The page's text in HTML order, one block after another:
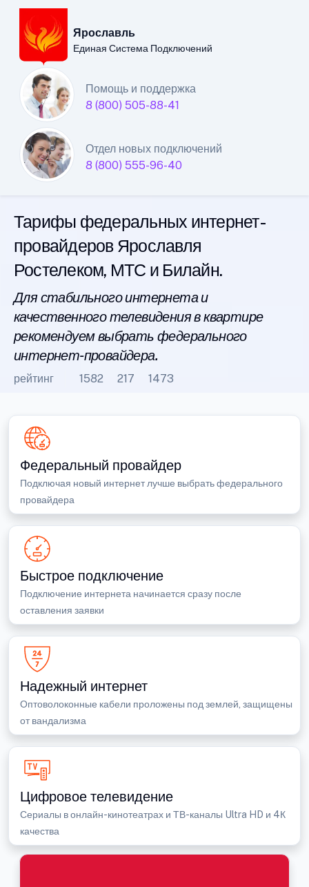
Ярославль
Единая Система Подключений
Помощь и поддержка
8 (800) 505-88-41
Отдел новых подключений
8 (800) 555-96-40
Ярославский филиал
Единой Системы
Подключений
интернета
Тарифы федеральных интернет-
провайдеров Ярославля
Ростелеком, МТС и Билайн.
Для стабильного интернета и
качественного телевидения в квартире
рекомендуем выбрать федерального
интернет-провайдера.
рейтинг 1582 217 1473
Федеральный провайдер
Подключая новый интернет лучше выбрать федерального
провайдера
Быстрое подключение
Подключение интернета начинается сразу после
оставления заявки
Надежный интернет
Оптоволоконные кабели проложены под землей, защищены
от вандализма
Цифровое телевидение
Сериалы в онлайн-кинотеатрах и ТВ-каналы Ultra HD и 4К
качества